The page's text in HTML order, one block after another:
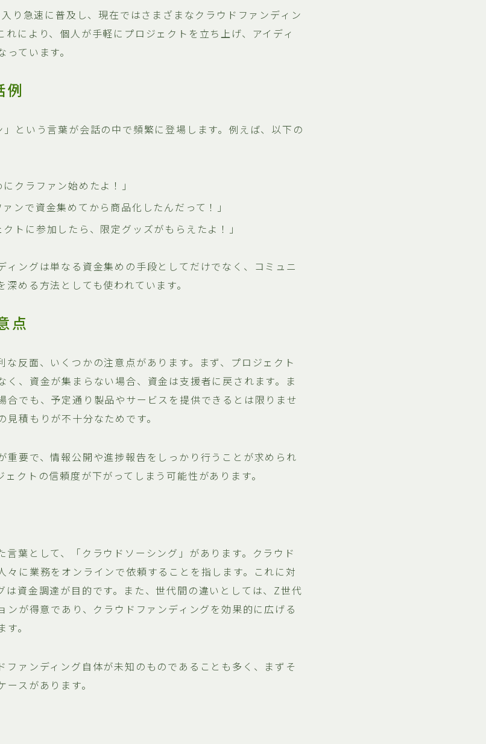
り急速に普及し、現在ではさまざまなクラウドファンディン
れにより、個人が手軽にプロジェクトを立ち上げ、アイディ
ています。
例
という言葉が会話の中で頻繁に登場します。例えば、以下の
クラファン始めたよ！」
ンで資金集めてから商品化したんだって！」
クトに参加したら、限定グッズがもらえたよ！」
ィングは単なる資金集めの手段としてだけでなく、コミュニ
める方法としても使われています。
点
な反面、いくつかの注意点があります。まず、プロジェクト
く、資金が集まらない場合、資金は支援者に戻されます。ま
合でも、予定通り製品やサービスを提供できるとは限りませ
積もりが不十分なためです。
重要で、情報公開や進捗報告をしっかり行うことが求められ
クトの信頼度が下がってしまう可能性があります。
言葉として、「クラウドソーシング」があります。クラウド
々に業務をオンラインで依頼することを指します。これに対
は資金調達が目的です。また、世代間の違いとしては、Z世代
ンが得意であり、クラウドファンディングを効果的に広げる
。
ファンディング自体が未知のものであることも多く、まずそ
スがあります。